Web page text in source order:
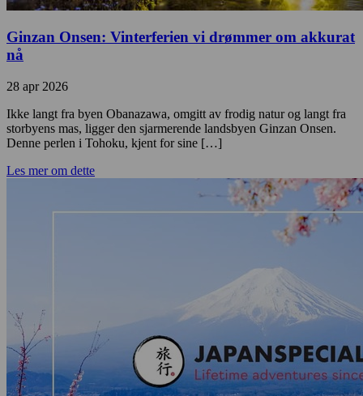
Ginzan Onsen: Vinterferien vi drømmer om akkurat
nå
28 apr 2026
Ikke langt fra byen Obanazawa, omgitt av frodig natur og langt fra
storbyens mas, ligger den sjarmerende landsbyen Ginzan Onsen.
Denne perlen i Tohoku, kjent for sine […]
Les mer om dette